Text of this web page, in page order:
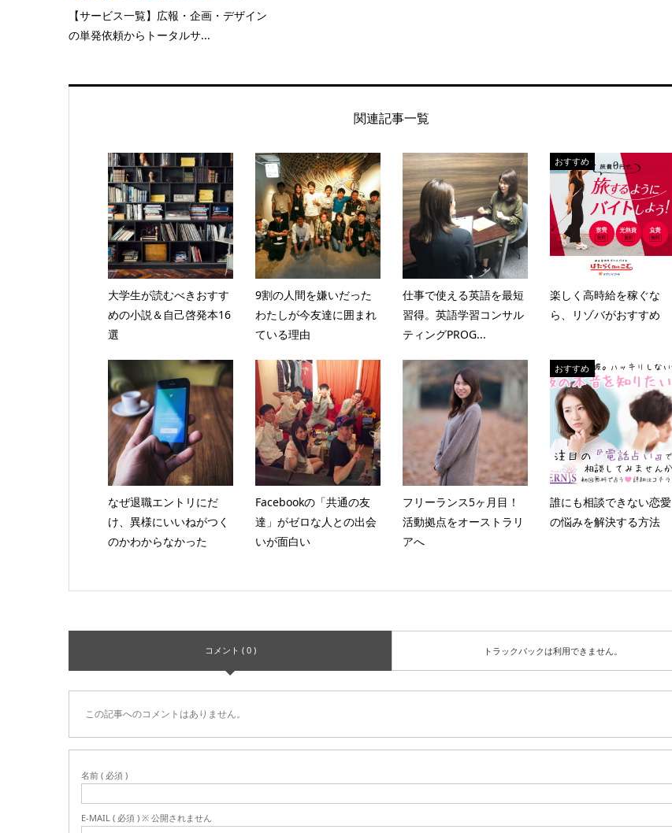
【サービス一覧】広報・企画・デザイン
の単発依頼からトータルサ...
関連記事一覧
大学生が読むべきおすす
めの小説＆自己啓発本16
選
9割の人間を嫌いだった
わたしが今友達に囲まれ
ている理由
仕事で使える英語を最短
習得。英語学習コンサル
ティングPROG...
おすすめ
楽しく高時給を稼ぐな
ら、リゾバがおすすめ
なぜ退職エントリにだ
け、異様にいいねがつく
のかわからなかった
Facebookの「共通の友
達」がゼロな人との出会
いが面白い
フリーランス5ヶ月目！
活動拠点をオーストラリ
アへ
おすすめ
誰にも相談できない恋愛
の悩みを解決する方法
コメント ( 0 ) トラックバックは利用できません。
この記事へのコメントはありません。
名前 ( 必須 )
E-MAIL ( 必須 ) ※ 公開されません